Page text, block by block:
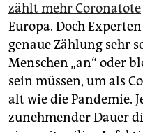
zählt mehr Coronatote
Europa. Doch
genaue Zählung sehr
Menschen „an“ oder
sein müssen, um als
alt wie die Pandemie.
zunehmender Dauer